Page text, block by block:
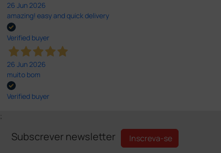
26 Jun 2026
amazing! easy and quick delivery
Verified buyer
26 Jun 2026
muito bom
Verified buyer
;
Subscrever newsletter Inscreva-se